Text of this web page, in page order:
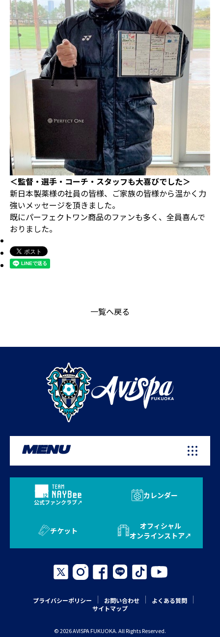
＜監督・選手・コーチ・スタッフも大喜びでした＞
新日本製薬様の社員の皆様、ご家族の皆様から温かく力
強いメッセージを頂きました。
既にパーフェクトワン商品のファンも多く、全員喜んで
おりました。
一覧へ戻る
MENU
公式ファンクラブ
カレンダー
チケット
オフィシャル
オンラインストア
プライバシーポリシー お問い合わせ
よくある質問
サイトマップ
© 2026 AVISPA FUKUOKA. All Rights Reserved.